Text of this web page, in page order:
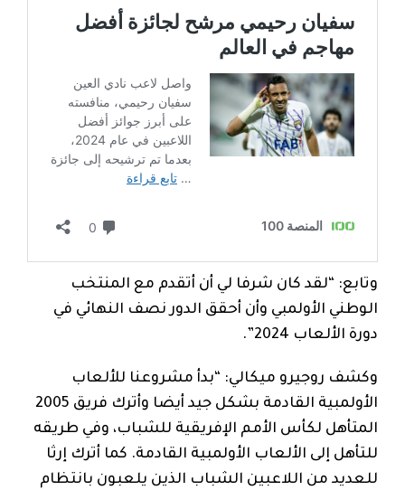
وتابع: “لقد كان شرفا لي أن أتقدم مع المنتخب
الوطني الأولمبي وأن أحقق الدور نصف النهائي في
دورة الألعاب 2024”.
وكشف روجيرو ميكالي: “بدأ مشروعنا للألعاب
الأولمبية القادمة بشكل جيد أيضا وأترك ​​فريق 2005
المتأهل لكأس الأمم الإفريقية للشباب، وفي طريقه
للتأهل إلى الألعاب الأولمبية القادمة. كما أترك إرثا
للعديد من اللاعبين الشباب الذين يلعبون بانتظام